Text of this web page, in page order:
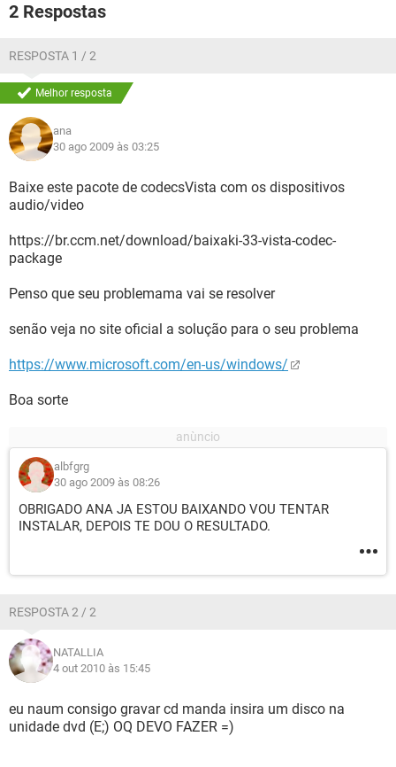
2 Respostas
RESPOSTA 1 / 2
Melhor resposta
ana
30 ago 2009 às 03:25
Baixe este pacote de codecsVista com os dispositivos
audio/video
https://br.ccm.net/download/baixaki-33-vista-codec-
package
Penso que seu problemama vai se resolver
senão veja no site oficial a solução para o seu problema
https://www.microsoft.com/en-us/windows/
Boa sorte
albfgrg
30 ago 2009 às 08:26
OBRIGADO ANA JA ESTOU BAIXANDO VOU TENTAR
INSTALAR, DEPOIS TE DOU O RESULTADO.
RESPOSTA 2 / 2
NATALLIA
4 out 2010 às 15:45
eu naum consigo gravar cd manda insira um disco na
unidade dvd (E;) OQ DEVO FAZER =)